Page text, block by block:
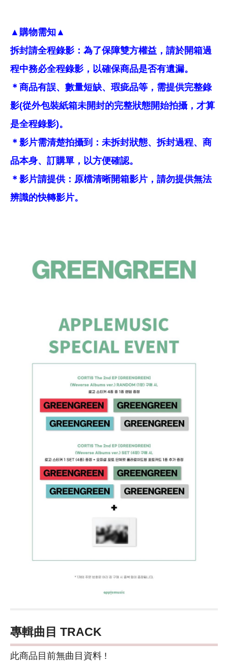
▲購物需知▲
拆封請全程錄影：為了保障雙方權益，請於開箱過
程中務必全程錄影，以確保商品是否有遺漏。
＊商品有誤、數量短缺、瑕疵品等，需提供完整錄
影(從外包裝紙箱未開封的完整狀態開始拍攝，才算
是全程錄影)。
＊影片需清楚拍攝到：未拆封狀態、拆封過程、商
品本身、訂購單，以方便確認。
＊影片請提供：原檔清晰開箱影片，請勿提供無法
辨識的快轉影片。
專輯曲目 TRACK
此商品目前無曲目資料 !